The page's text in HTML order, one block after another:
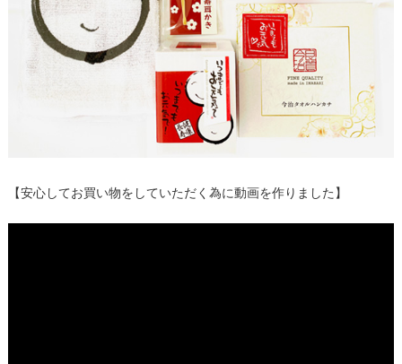
【安心してお買い物をしていただく為に動画を作りました】